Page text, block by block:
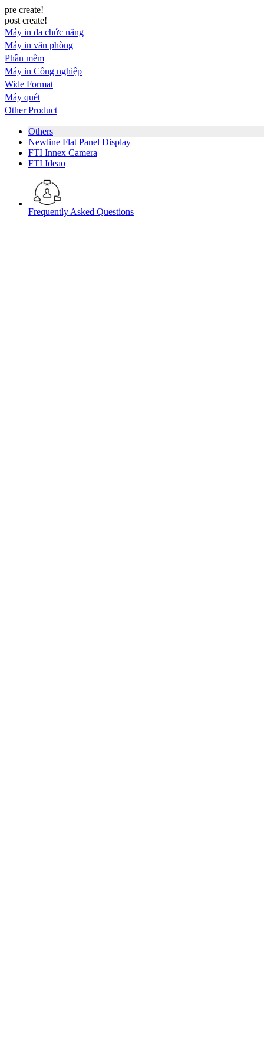
pre create!
post create!
Máy in đa chức năng
Máy in văn phòng
Phần mềm
Máy in Công nghiệp
Wide Format
Máy quét
Other Product
Others
Newline Flat Panel Display
FTI Innex Camera
FTI Ideao
Frequently Asked Questions